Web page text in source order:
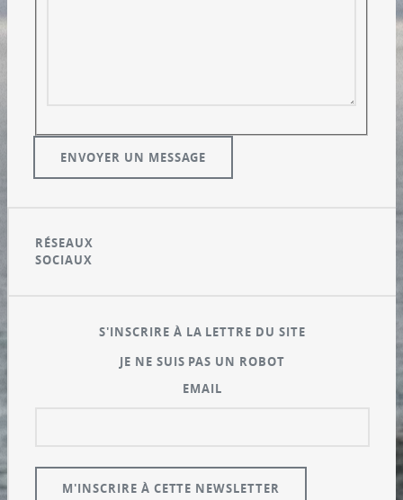
RÉSEAUX
SOCIAUX
S'INSCRIRE À LA LETTRE DU SITE
JE NE SUIS PAS UN ROBOT
EMAIL